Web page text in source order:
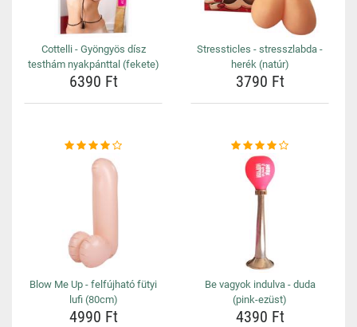
Cottelli - Gyöngyös dísz
testhám nyakpánttal (fekete)
6390 Ft
Stressticles - stresszlabda -
herék (natúr)
3790 Ft
Blow Me Up - felfújható fütyi
lufi (80cm)
4990 Ft
Be vagyok indulva - duda
(pink-ezüst)
4390 Ft